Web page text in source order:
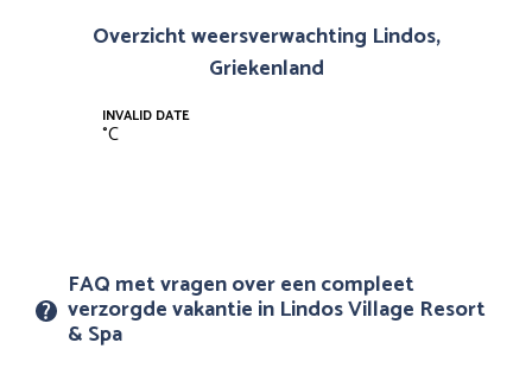
Overzicht weersverwachting Lindos,
Griekenland
INVALID DATE
°C
FAQ met vragen over een compleet
verzorgde vakantie in Lindos Village Resort
& Spa